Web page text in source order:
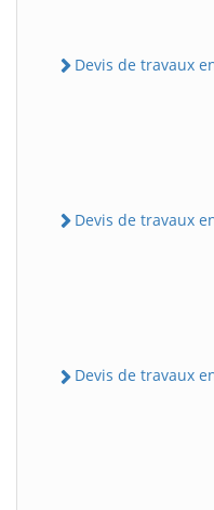
Devis de travaux
Devis de travaux
Devis de travaux